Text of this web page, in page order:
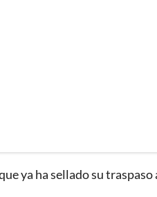
ya ha sellado su traspaso